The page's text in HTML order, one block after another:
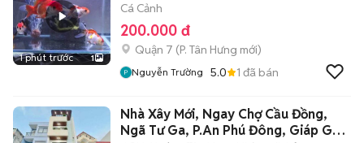
1 phút trước 1
Cá Cảnh
200.000 đ
Quận 7 (P. Tân Hưng mới)
Nguyễn Trường 5.0 1 đã bán
Nhà Xây Mới, Ngay Chợ Cầu Đồng,
Ngã Tư Ga, P.An Phú Đông, Giáp Gò